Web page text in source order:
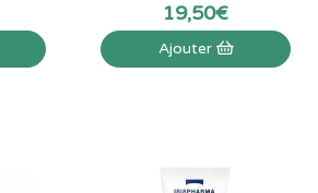
19,50€
Ajouter